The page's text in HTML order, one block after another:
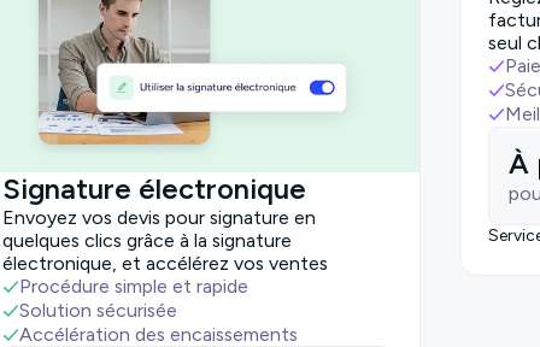
Signature électronique
Envoyez vos devis pour signature en
quelques clics grâce à la signature
électronique, et accélérez vos ventes
Procédure simple et rapide
Solution sécurisée
Accélération des encaissements
seul
À